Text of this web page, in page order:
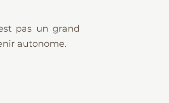
pas un grand
autonome.